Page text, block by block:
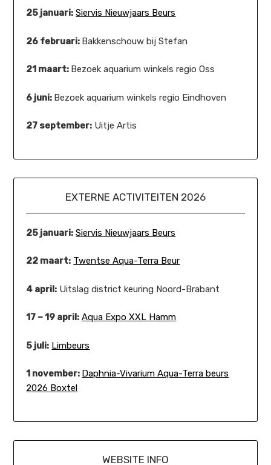
25 januari: Siervis Nieuwjaars Beurs
26 februari: Bakkenschouw bij Stefan
21 maart: Bezoek aquarium winkels regio Oss
6 juni: Bezoek aquarium winkels regio Eindhoven
27 september: Uitje Artis
EXTERNE ACTIVITEITEN 2026
25 januari: Siervis Nieuwjaars Beurs
22 maart: Twentse Aqua-Terra Beur
4 april: Uitslag district keuring Noord-Brabant
17 – 19 april: Aqua Expo XXL Hamm
5 juli: Limbeurs
1 november: Daphnia-Vivarium Aqua-Terra beurs
2026 Boxtel
WEBSITE INFO